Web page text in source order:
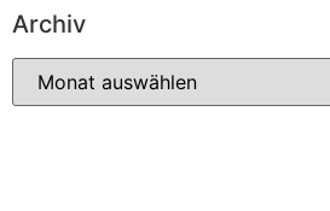
Archiv